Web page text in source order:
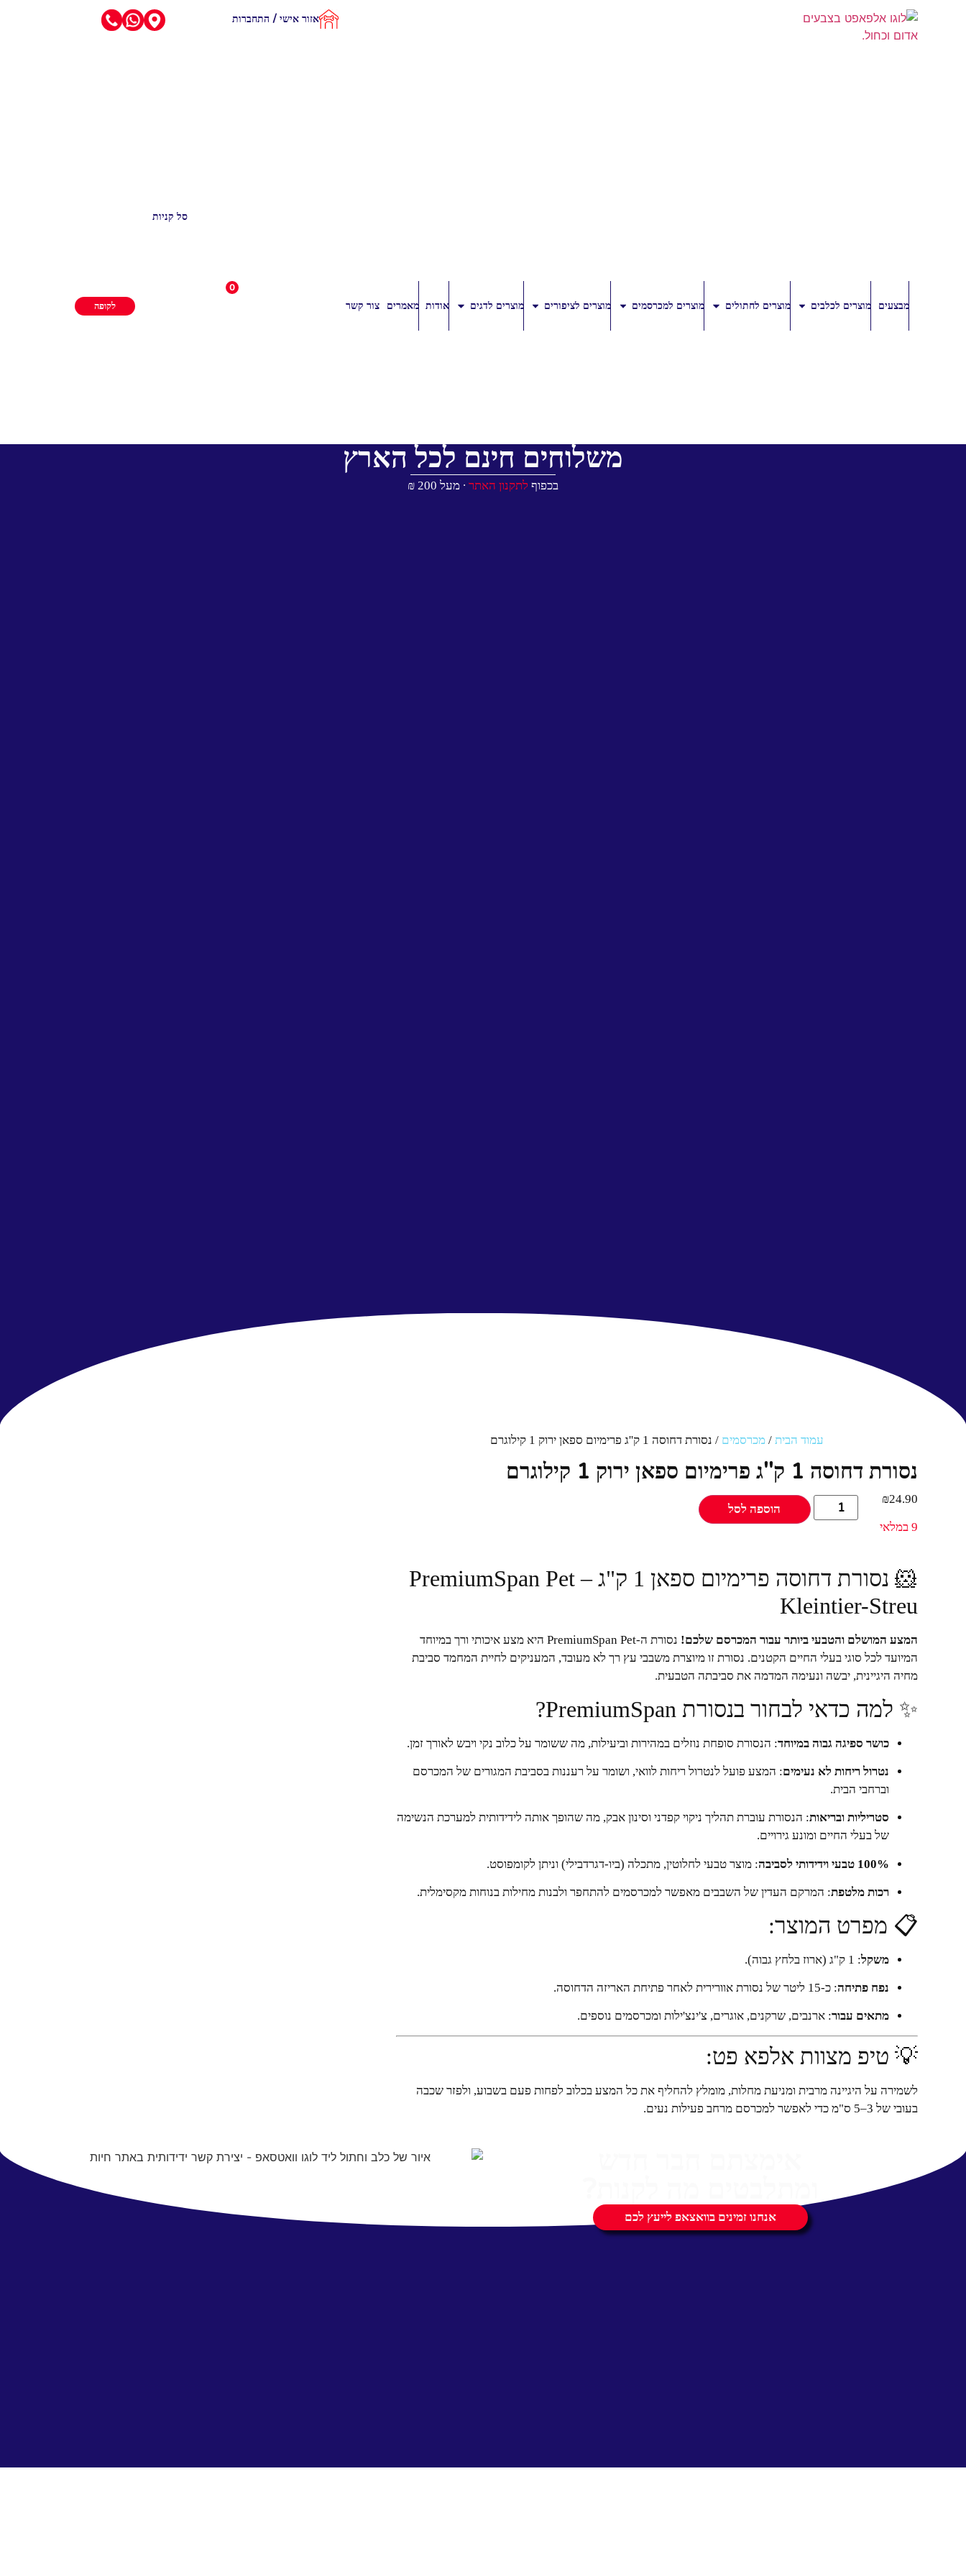
אזור אישי / התחברות
מבצעים מוצרים לכלבים מוצרים לחתולים מוצרים למכרסמים מוצרים לציפורים מוצרים לדגים אודות מאמרים צור קשר
0
סל קניות
לקופה
משלוחים חינם לכל הארץ
בכפוף לתקנון האתר ∙ מעל 200 ₪
עמוד הבית /מכרסמים / נסורת דחוסה 1 ק''ג פרימיום ספאן ירוק 1 קילוגרם
נסורת דחוסה 1 ק''ג פרימיום ספאן ירוק 1 קילוגרם
₪24.90
9 במלאי
הוספה לסל
🐹 נסורת דחוסה פרימיום ספאן 1 ק"ג – PremiumSpan Pet
Kleintier-Streu
המצע המושלם והטבעי ביותר עבור המכרסם שלכם!
נסורת ה-PremiumSpan Pet היא מצע איכותי ורך במיוחד
המיועד לכל סוגי בעלי החיים הקטנים. נסורת זו מיוצרת משבבי עץ רך לא מעובד, המעניקים לחיית המחמד סביבת
מחיה היגיינית, יבשה ונעימה המדמה את סביבתה הטבעית.
✨ למה כדאי לבחור בנסורת PremiumSpan?
כושר ספיגה גבוה במיוחד: הנסורת סופחת נוזלים במהירות וביעילות, מה ששומר על כלוב נקי ויבש לאורך זמן.
נטרול ריחות לא נעימים: המצע פועל לנטרול ריחות לוואי, ושומר על רעננות בסביבת המגורים של המכרסם
וברחבי הבית.
סטריליות ובריאות: הנסורת עוברת תהליך ניקוי קפדני וסינון אבק, מה שהופך אותה לידידותית למערכת הנשימה
של בעלי החיים ומונע גירויים.
100% טבעי וידידותי לסביבה : מוצר טבעי לחלוטין, מתכלה (ביו-דגרדבילי) וניתן לקומפוסט.
רכות מלטפת: המרקם העדין של השבבים מאפשר למכרסמים להתחפר ולבנות מחילות בנוחות מקסימלית.
📋 מפרט המוצר:
משקל: 1 ק"ג (ארוז בלחץ גבוה).
נפח פתיחה: כ-15 ליטר של נסורת אוורירית לאחר פתיחת האריזה הדחוסה.
מתאים עבור: ארנבים, שרקנים, אוגרים, צ'ינצ'ילות ומכרסמים נוספים.
💡 טיפ מצוות אלפא פט:
לשמירה על היגיינה מרבית ומניעת מחלות, מומלץ להחליף את כל המצע בכלוב לפחות פעם בשבוע, ולפזר שכבה
בעובי של 3–5 ס"מ כדי לאפשר למכרסם מרחב פעילות נעים.
אנחנו זמינים בוואצאפ לייעץ לכם